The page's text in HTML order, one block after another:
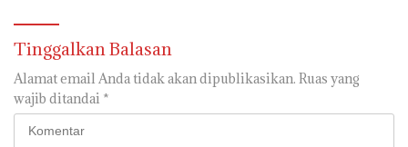
Tinggalkan Balasan
Alamat email Anda tidak akan dipublikasikan. Ruas yang
wajib ditandai *